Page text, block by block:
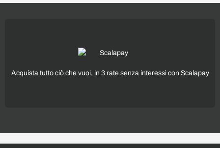
Acquista tutto ciò che vuoi, in 3 rate senza interessi con Scalapay